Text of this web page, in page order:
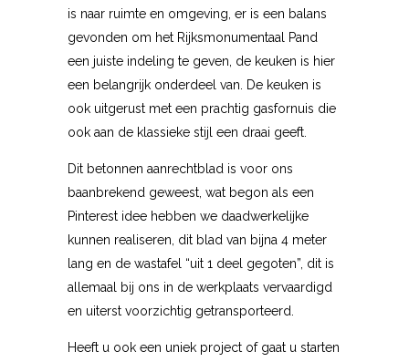
is naar ruimte en omgeving, er is een balans
gevonden om het Rijksmonumentaal Pand
een juiste indeling te geven, de keuken is hier
een belangrijk onderdeel van. De keuken is
ook uitgerust met een prachtig gasfornuis die
ook aan de klassieke stijl een draai geeft.
Dit betonnen aanrechtblad is voor ons
baanbrekend geweest, wat begon als een
Pinterest idee hebben we daadwerkelijke
kunnen realiseren, dit blad van bijna 4 meter
lang en de wastafel “uit 1 deel gegoten”, dit is
allemaal bij ons in de werkplaats vervaardigd
en uiterst voorzichtig getransporteerd.
Heeft u ook een uniek project of gaat u starten